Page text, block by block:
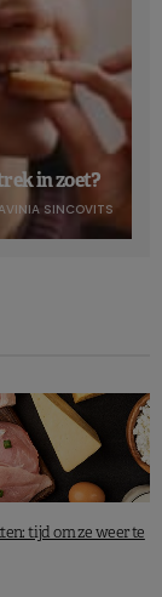
in zoet?
SINCOVITS
tijd om ze weer te